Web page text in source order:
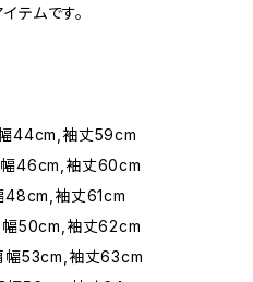
テムです。
44cm,袖丈59cm
46cm,袖丈60cm
袖丈61cm
50cm,袖丈62cm
53cm,袖丈63cm